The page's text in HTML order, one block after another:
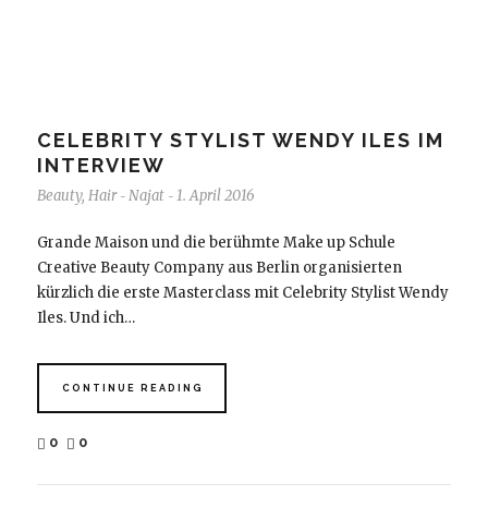
CELEBRITY STYLIST WENDY ILES IM
INTERVIEW
Beauty, Hair - Najat - 1. April 2016
Grande Maison und die berühmte Make up Schule
Creative Beauty Company aus Berlin organisierten
kürzlich die erste Masterclass mit Celebrity Stylist Wendy
Iles. Und ich…
CONTINUE READING
0 0